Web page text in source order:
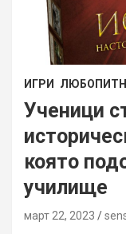
ИГРИ
Ученици
която
училище
март 22, 2023